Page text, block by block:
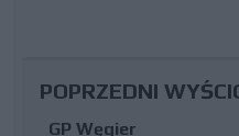
POPRZEDNI
GP Węgier